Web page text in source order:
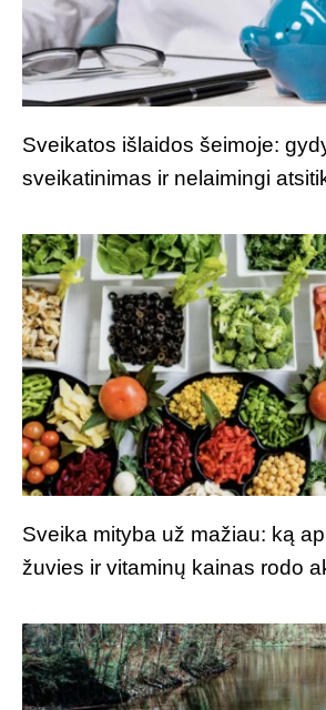
Sveikatos išlaidos šeimoje:
sveikatinimas ir nelaimingi
Sveika mityba už mažiau: ką
žuvies ir vitaminų kainas rodo